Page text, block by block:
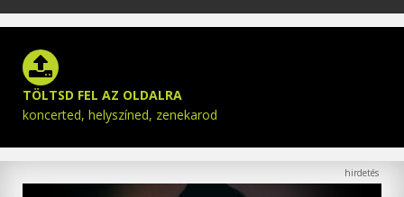
TÖLTSD FEL AZ OLDALRA
koncerted, helyszíned, zenekarod